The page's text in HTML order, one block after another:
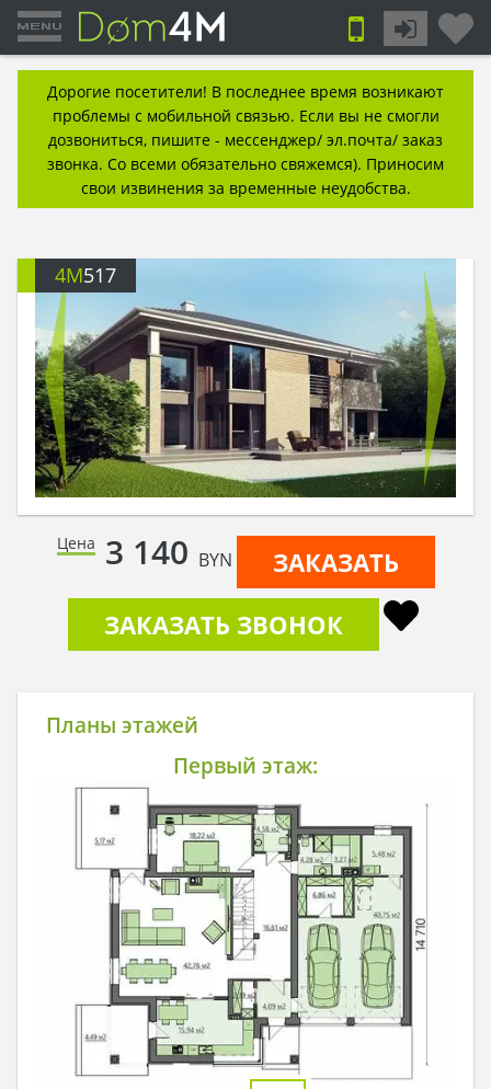
Дорогие посетители! В последнее время возникают
проблемы с мобильной связью. Если вы не смогли
дозвониться, пишите - мессенджер/ эл.почта/ заказ
звонка. Со всеми обязательно свяжемся). Приносим
свои извинения за временные неудобства.
4M517
Цена 3 140 BYN
ЗАКАЗАТЬ
ЗАКАЗАТЬ ЗВОНОК
Планы этажей
Первый этаж: